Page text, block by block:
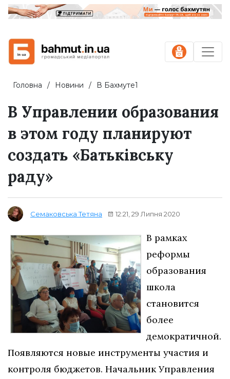
Головна Новини В Бахмуте1
В Управлении образования
в этом году планируют
создать «Батьківську
раду»
Семаковська Тетяна 12:21, 29 Липня 2020
В рамках
реформы
образования
школа
становится
более
демократичной.
Появляются новые инструменты участия и
контроля бюджетов. Начальник Управления